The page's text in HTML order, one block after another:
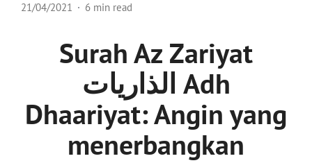
21/04/2021 6 min read
Surah Az Zariyat
الذاريات Adh
Dhaariyat: Angin yang
menerbangkan